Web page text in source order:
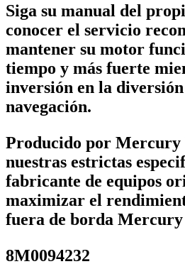
Siga su manual del
conocer el servicio
mantener su motor
tiempo y más fuerte
inversión en la diversión
navegación.
Producido por Mercury
nuestras estrictas
fabricante de equipos
maximizar el
fuera de borda
8M0094232